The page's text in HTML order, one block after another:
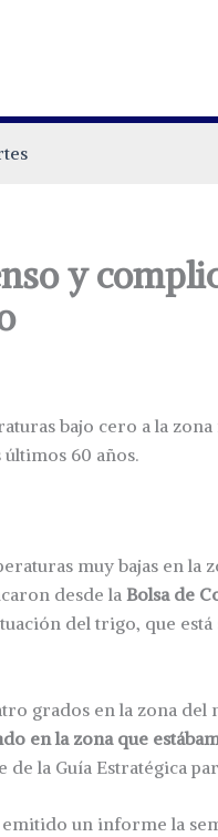
y
bajo cero a la
últimos 60 años.
muy bajas en la
desde laBolsa de
del trigo, que
grados en la zona
en la zona que
de la Guía Estratégica
un informe la